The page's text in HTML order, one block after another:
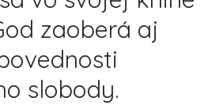
zaoberá aj
slobody.